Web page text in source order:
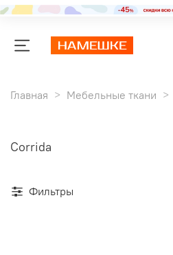
Главная Мебельные ткани
Corrida
Фильтры